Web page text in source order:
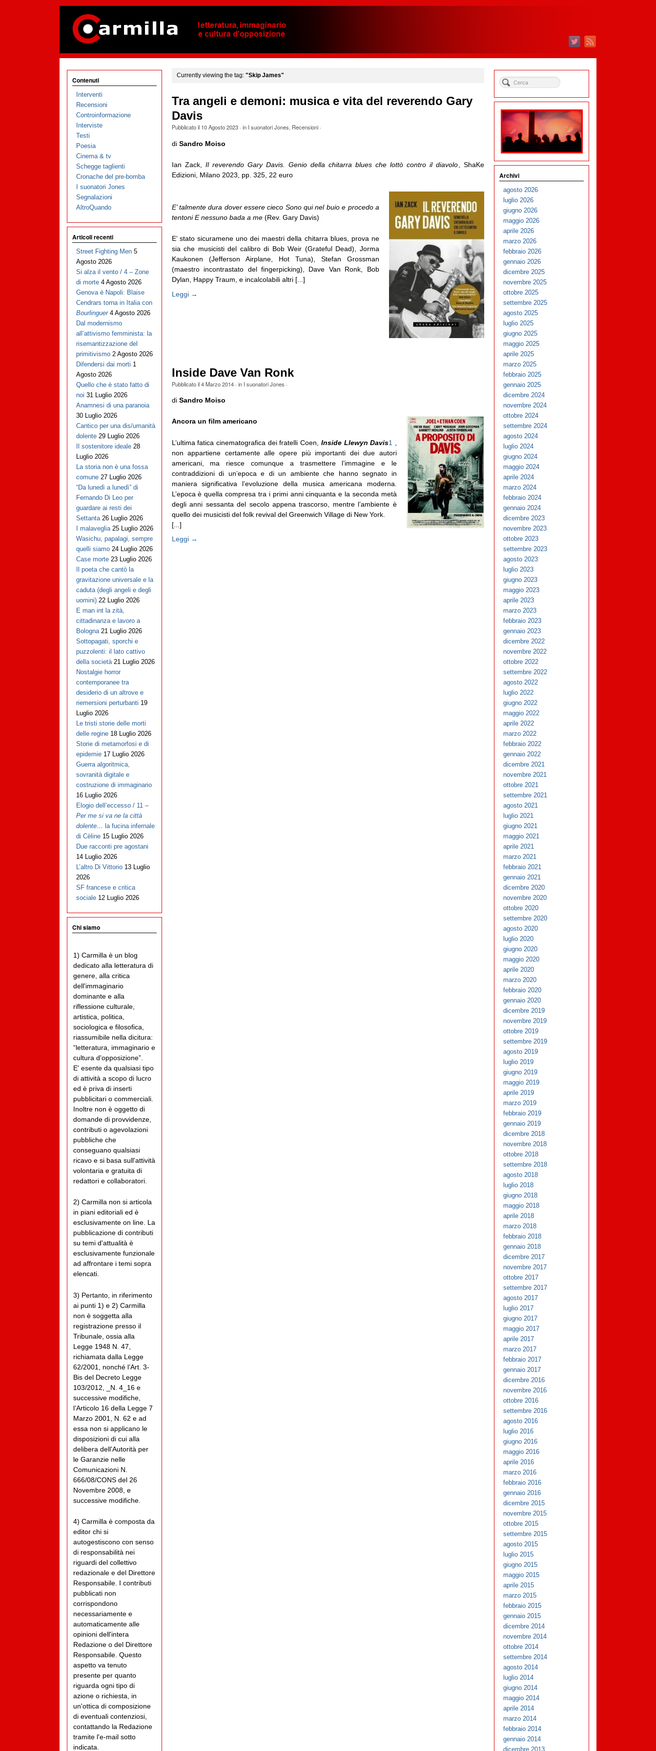
Currently viewing the tag: "Skip James"
Tra angeli e demoni: musica e vita del reverendo Gary
Davis
Pubblicato il 10 Agosto 2023· in I suonatori Jones, Recensioni·
di Sandro Moiso
Ian Zack, Il reverendo Gary Davis. Genio della chitarra blues che lottò contro il diavolo , ShaKe
Edizioni, Milano 2023, pp. 325, 22 euro
E’ talmente dura dover essere cieco Sono qui nel buio e procedo a
tentoni E nessuno bada a me(Rev. Gary Davis)
E’ stato sicuramene uno dei maestri della chitarra blues, prova ne
sia che musicisti del calibro di Bob Weir (Grateful Dead), Jorma
Kaukonen (Jefferson Airplane, Hot Tuna), Stefan Grossman
(maestro incontrastato del fingerpicking), Dave Van Ronk, Bob
Dylan, Happy Traum, e incalcolabili altri [...]
Leggi →
Inside Dave Van Ronk
Pubblicato il4 Marzo 2014· in I suonatori Jones ·
di Sandro Moiso
Ancora un film americano
L’ultima fatica cinematografica dei fratelli Coen, Inside Llewyn Davis1
non appartiene certamente alle opere più importanti dei due autori
americani, ma riesce comunque a trasmettere l’immagine e le
contraddizioni di un’epoca e di un ambiente che hanno segnato in
maniera significativa l’evoluzione della musica americana moderna.
L’epoca è quella compresa tra i primi anni cinquanta e la seconda metà
degli anni sessanta del secolo appena trascorso, mentre l’ambiente è
quello dei musicisti del folk revival del Greenwich Village di New York.
[...]
Leggi →
Contenuti
Interventi
Recensioni
Controinformazione
Interviste
Testi
Poesia
Cinema & tv
Schegge taglienti
Cronache del pre-bomba
I suonatori Jones
Segnalazioni
AltroQuando
Articoli recenti
Street Fighting Men 5
Agosto 2026
Si alza il vento / 4 – Zone
di morte 4 Agosto 2026
Genova è Napoli: Blaise
Cendrars torna in Italia con
Bourlinguer 4 Agosto 2026
Dal modernismo
all’attivismo femminista: la
risemantizzazione del
primitivismo 2 Agosto 2026
Difendersi dai morti 1
Agosto 2026
Quello che è stato fatto di
noi 31 Luglio 2026
Anamnesi di una paranoia
30 Luglio 2026
Cantico per una dis/umanità
dolente 29 Luglio 2026
Il sostenitore ideale 28
Luglio 2026
La storia non è una fossa
comune 27 Luglio 2026
“Da lunedì a lunedì” di
Fernando Di Leo per
guardare ai resti dei
Settanta 26 Luglio 2026
I malaveglia 25 Luglio 2026
Wasichu, papalagi, sempre
quelli siamo 24 Luglio 2026
Case morte 23 Luglio 2026
Il poeta che cantò la
gravitazione universale e la
caduta (degli angeli e degli
uomini) 22 Luglio 2026
E man int la zità,
cittadinanza e lavoro a
Bologna 21 Luglio 2026
Sottopagati, sporchi e
puzzolenti: il lato cattivo
della società 21 Luglio 2026
Nostalgie horror
contemporanee tra
desiderio di un altrove e
riemersioni perturbanti 19
Luglio 2026
Le tristi storie delle morti
delle regine 18 Luglio 2026
Storie di metamorfosi e di
epidemie 17 Luglio 2026
Guerra algoritmica,
sovranità digitale e
costruzione di immaginario
16 Luglio 2026
Elogio dell’eccesso / 11 –
Per me si va ne la città
dolente… la fucina infernale
di Cèline 15 Luglio 2026
Due racconti pre agostani
14 Luglio 2026
L’altro Di Vittorio 13 Luglio
2026
SF francese e critica
sociale 12 Luglio 2026
Chi siamo
1) Carmilla è un blog
dedicato alla letteratura di
genere, alla critica
dell'immaginario
dominante e alla
riflessione culturale,
artistica, politica,
sociologica e filosofica,
riassumibile nella dicitura:
“letteratura, immaginario e
cultura d'opposizione”.
E' esente da qualsiasi tipo
di attività a scopo di lucro
ed è priva di inserti
pubblicitari o commerciali.
Inoltre non è oggetto di
domande di provvidenze,
contributi o agevolazioni
pubbliche che
conseguano qualsiasi
ricavo e si basa sull'attività
volontaria e gratuita di
redattori e collaboratori.
2) Carmilla non si articola
in piani editoriali ed è
esclusivamente on line. La
pubblicazione di contributi
su temi d'attualità è
esclusivamente funzionale
ad affrontare i temi sopra
elencati.
3) Pertanto, in riferimento
ai punti 1) e 2) Carmilla
non è soggetta alla
registrazione presso il
Tribunale, ossia alla
Legge 1948 N. 47,
richiamata dalla Legge
62/2001, nonché l’Art. 3-
Bis del Decreto Legge
103/2012, _N. 4_16 e
successive modifiche,
l’Articolo 16 della Legge 7
Marzo 2001, N. 62 e ad
essa non si applicano le
disposizioni di cui alla
delibera dell'Autorità per
le Garanzie nelle
Comunicazioni N.
666/08/CONS del 26
Novembre 2008, e
successive modifiche.
4) Carmilla è composta da
editor chi si
autogestiscono con senso
di responsabilità nei
riguardi del collettivo
redazionale e del Direttore
Responsabile. I contributi
pubblicati non
corrispondono
necessariamente e
automaticamente alle
opinioni dell'intera
Redazione o del Direttore
Responsabile. Questo
aspetto va tenuto
presente per quanto
riguarda ogni tipo di
azione o richiesta, in
un'ottica di composizione
di eventuali contenziosi,
contattando la Redazione
tramite l'e-mail sotto
indicata.
Archivi
agosto 2026
luglio 2026
giugno 2026
maggio 2026
aprile 2026
marzo 2026
febbraio 2026
gennaio 2026
dicembre 2025
novembre 2025
ottobre 2025
settembre 2025
agosto 2025
luglio 2025
giugno 2025
maggio 2025
aprile 2025
marzo 2025
febbraio 2025
gennaio 2025
dicembre 2024
novembre 2024
ottobre 2024
settembre 2024
agosto 2024
luglio 2024
giugno 2024
maggio 2024
aprile 2024
marzo 2024
febbraio 2024
gennaio 2024
dicembre 2023
novembre 2023
ottobre 2023
settembre 2023
agosto 2023
luglio 2023
giugno 2023
maggio 2023
aprile 2023
marzo 2023
febbraio 2023
gennaio 2023
dicembre 2022
novembre 2022
ottobre 2022
settembre 2022
agosto 2022
luglio 2022
giugno 2022
maggio 2022
aprile 2022
marzo 2022
febbraio 2022
gennaio 2022
dicembre 2021
novembre 2021
ottobre 2021
settembre 2021
agosto 2021
luglio 2021
giugno 2021
maggio 2021
aprile 2021
marzo 2021
febbraio 2021
gennaio 2021
dicembre 2020
novembre 2020
ottobre 2020
settembre 2020
agosto 2020
luglio 2020
giugno 2020
maggio 2020
aprile 2020
marzo 2020
febbraio 2020
gennaio 2020
dicembre 2019
novembre 2019
ottobre 2019
settembre 2019
agosto 2019
luglio 2019
giugno 2019
maggio 2019
aprile 2019
marzo 2019
febbraio 2019
gennaio 2019
dicembre 2018
novembre 2018
ottobre 2018
settembre 2018
agosto 2018
luglio 2018
giugno 2018
maggio 2018
aprile 2018
marzo 2018
febbraio 2018
gennaio 2018
dicembre 2017
novembre 2017
ottobre 2017
settembre 2017
agosto 2017
luglio 2017
giugno 2017
maggio 2017
aprile 2017
marzo 2017
febbraio 2017
gennaio 2017
dicembre 2016
novembre 2016
ottobre 2016
settembre 2016
agosto 2016
luglio 2016
giugno 2016
maggio 2016
aprile 2016
marzo 2016
febbraio 2016
gennaio 2016
dicembre 2015
novembre 2015
ottobre 2015
settembre 2015
agosto 2015
luglio 2015
giugno 2015
maggio 2015
aprile 2015
marzo 2015
febbraio 2015
gennaio 2015
dicembre 2014
novembre 2014
ottobre 2014
settembre 2014
agosto 2014
luglio 2014
giugno 2014
maggio 2014
aprile 2014
marzo 2014
febbraio 2014
gennaio 2014
dicembre 2013